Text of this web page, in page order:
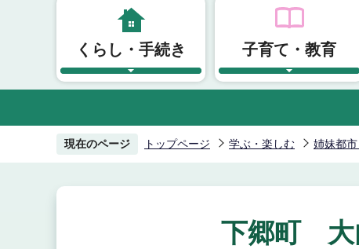
くらし・手続き 子育て・教育
現在のページ トップページ 学ぶ・楽しむ 姉妹都
下郷町 大